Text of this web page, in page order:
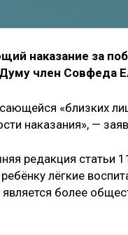
наказание за
член Совфеда
«близких
наказания», —
редакция статьи
лёгкие
более